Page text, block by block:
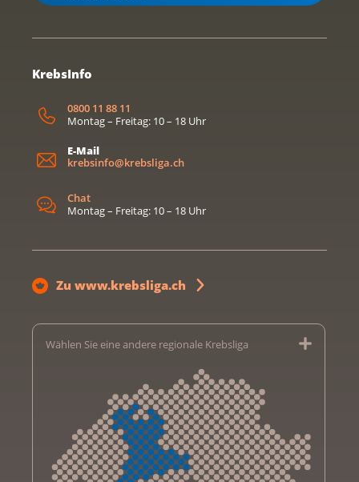
KrebsInfo
0800 11 88 11
Montag – Freitag: 10 – 18 Uhr
E-Mail
krebsinfo@krebsliga.ch
Chat
Montag – Freitag: 10 – 18 Uhr
Zu www.krebsliga.ch
Wählen Sie eine andere regionale Krebsliga